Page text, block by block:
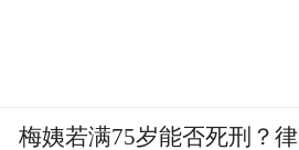
梅姨若满75岁能否死刑？律